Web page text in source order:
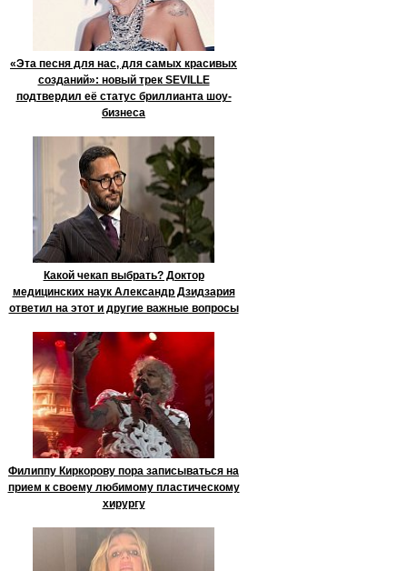
«Эта песня для нас, для самых красивых
созданий»: новый трек SEVILLE
подтвердил её статус бриллианта шоу-
бизнеса
Какой чекап выбрать? Доктор
медицинских наук Александр Дзидзария
ответил на этот и другие важные вопросы
Филиппу Киркорову пора записываться на
прием к своему любимому пластическому
хирургу